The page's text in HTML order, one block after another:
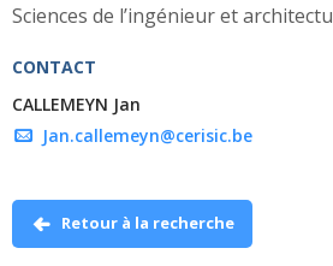
Sciences de l’ingénieur et
CONTACT
CALLEMEYN Jan
Jan.callemeyn@cerisic.be
Retour à la recherche